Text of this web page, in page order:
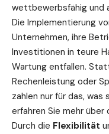
wettbewerbsfähig und
Die Implementierung
Unternehmen, ihre
Investitionen in teure
Wartung entfallen.
Rechenleistung oder
zahlen nur für das,
erfahren Sie mehr über
Durch die Flexibilität